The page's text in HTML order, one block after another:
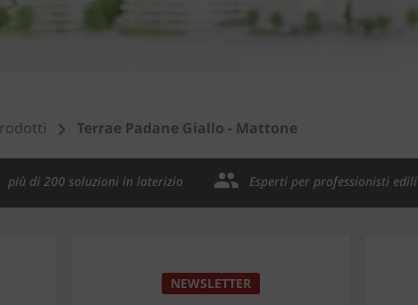
Terrae Padane Giallo - Mattone
più di 200 soluzioni in laterizio Esperti per professionisti edili
NEWSLETTER